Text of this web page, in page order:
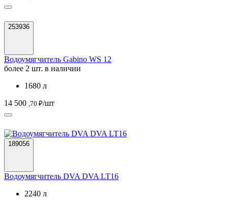
253936
Водоумягчитель Gabino WS 12
более 2 шт. в наличии
1680 л
14 500 ,70 ₽/шт
189056
Водоумягчитель DVA DVA LT16
2240 л